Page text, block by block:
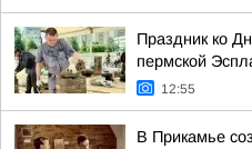
Праздник ко
пермской
12:55
В Прикамье